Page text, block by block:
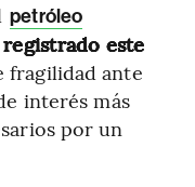
petróleo
este
ante
interés más
por un